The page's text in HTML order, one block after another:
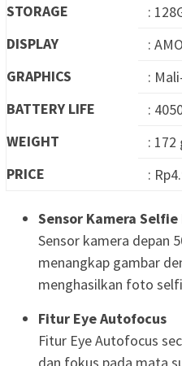
STORAGE
:
DISPLAY
:
GRAPHICS
:
BATTERY LIFE
:
WEIGHT
: 172
PRICE
:
Sensor Kamera
Sensor kamera depan
menangkap gambar
menghasilkan foto
Fitur Eye Autofocus
Fitur Eye Autofocus
dan fokus pada mata